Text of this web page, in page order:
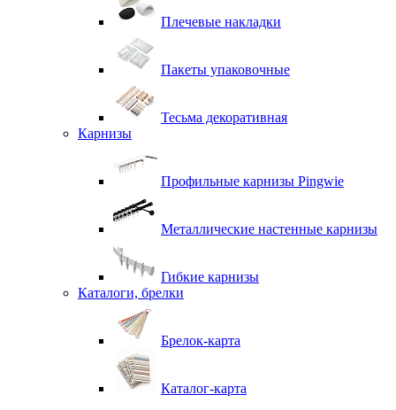
Плечевые накладки
Пакеты упаковочные
Тесьма декоративная
Карнизы
Профильные карнизы Pingwie
Металлические настенные карнизы
Гибкие карнизы
Каталоги, брелки
Брелок-карта
Каталог-карта